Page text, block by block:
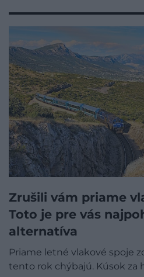
Zrušili vám priame
Toto je pre vás
alternatíva
Priame letné vlakové spoje
tento rok chýbajú. Kúsok za